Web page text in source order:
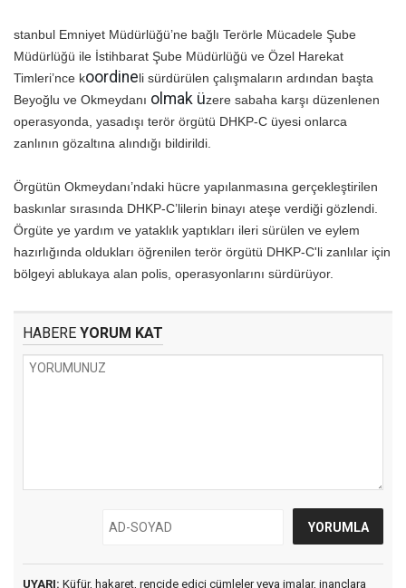
stanbul Emniyet Müdürlüğü’ne bağlı Terörle Mücadele Şube
Müdürlüğü ile İstihbarat Şube Müdürlüğü ve Özel Harekat
Timleri’nce koordineli sürdürülen çalışmaların ardından başta
Beyoğlu ve Okmeydanı olmak üzere sabaha karşı düzenlenen
operasyonda, yasadışı terör örgütü DHKP-C üyesi onlarca
zanlının gözaltına alındığı bildirildi.
Örgütün Okmeydanı’ndaki hücre yapılanmasına gerçekleştirilen
baskınlar sırasında DHKP-C’lilerin binayı ateşe verdiği gözlendi.
Örgüte ye yardım ve yataklık yaptıkları ileri sürülen ve eylem
hazırlığında oldukları öğrenilen terör örgütü DHKP-C'li zanlılar için
bölgeyi ablukaya alan polis, operasyonlarını sürdürüyor.
HABERE YORUM KAT
UYARI: Küfür, hakaret, rencide edici cümleler veya imalar, inançlara